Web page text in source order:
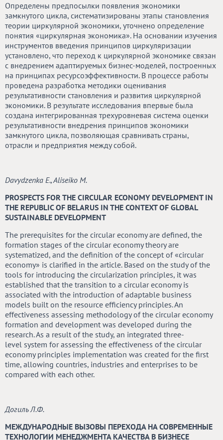
Определены предпосылки появления экономики
замкнутого цикла, систематизированы этапы становления
теории циркулярной экономики, уточнено определение
понятия «циркулярная экономика». На основании изучения
инструментов введения принципов циркуляризации
установлено, что переход к циркулярной экономике связан
с внедрением адаптируемых бизнес-моделей, построенных
на принципах ресурсоэффективности. В процессе работы
проведена разработка методики оценивания
результативности становления и развития циркулярной
экономики. В результате исследования впервые была
создана интегрированная трехуровневая система оценки
результативности внедрения принципов экономики
замкнутого цикла, позволяющая сравнивать страны,
отрасли и предприятия между собой.
Davydzenka E., Aliseiko M.
PROSPECTS FOR THE CIRCULAR ECONOMY DEVELOPMENT IN
THE REPUBLIC OF BELARUS IN THE CONTEXT OF GLOBAL
SUSTAINABLE DEVELOPMENT
The prerequisites for the circular economy are defined, the
formation stages of the circular economy theory are
systematized, and the definition of the concept of «circular
economy» is clarified in the article. Based on the study of the
tools for introducing the circularization principles, it was
established that the transition to a circular economy is
associated with the introduction of adaptable business
models built on the resource efficiency principles. An
effectiveness assessing methodology of the circular economy
formation and development was developed during the
research. As a result of the study, an integrated three-
level system for assessing the effectiveness of the circular
economy principles implementation was created for the first
time, allowing countries, industries and enterprises to be
compared with each other.
Догиль Л.Ф.
МЕЖДУНАРОДНЫЕ ВЫЗОВЫ ПЕРЕХОДА НА СОВРЕМЕННЫЕ
ТЕХНОЛОГИИ МЕНЕДЖМЕНТА КАЧЕСТВА В БИЗНЕСЕ